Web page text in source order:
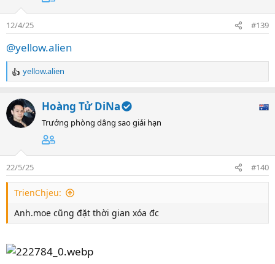
5-Cuối cùng Copy Pase cái link ảnh lên xàm là xong
2025 02 11 120920352
anh.moe
12/4/25 #139
@yellow.alien
R
e
a
c
t
n
s
:
yellow.alien
Hoàng Tử DiNa
Trưởng phòng dâng sao giải hạn
22/5/25 #140
TrienChjeu:
Anh.moe cũng đặt thời gian xóa đc